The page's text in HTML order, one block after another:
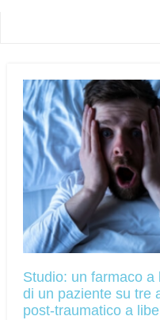
Studio: un farmaco
di un paziente su tre
post-traumatico a